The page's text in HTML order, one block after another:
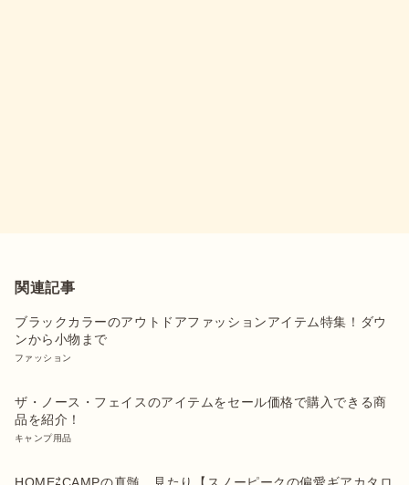
関連記事
ブラックカラーのアウトドアファッションアイテム特集！ダウ
ンから小物まで
ファッション
ザ・ノース・フェイスのアイテムをセール価格で購入できる商
品を紹介！
キャンプ用品